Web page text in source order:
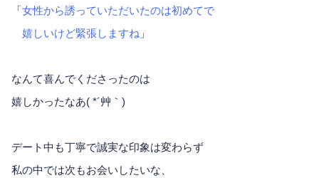
「女性から誘っていただいたのは初めてで
嬉しいけど緊張しますね 」
なんて喜んでくださったのは
嬉しかったなあ( *´艸｀)
デート中も丁寧で誠実な印象は変わらず
私の中では次もお会いしたいな、